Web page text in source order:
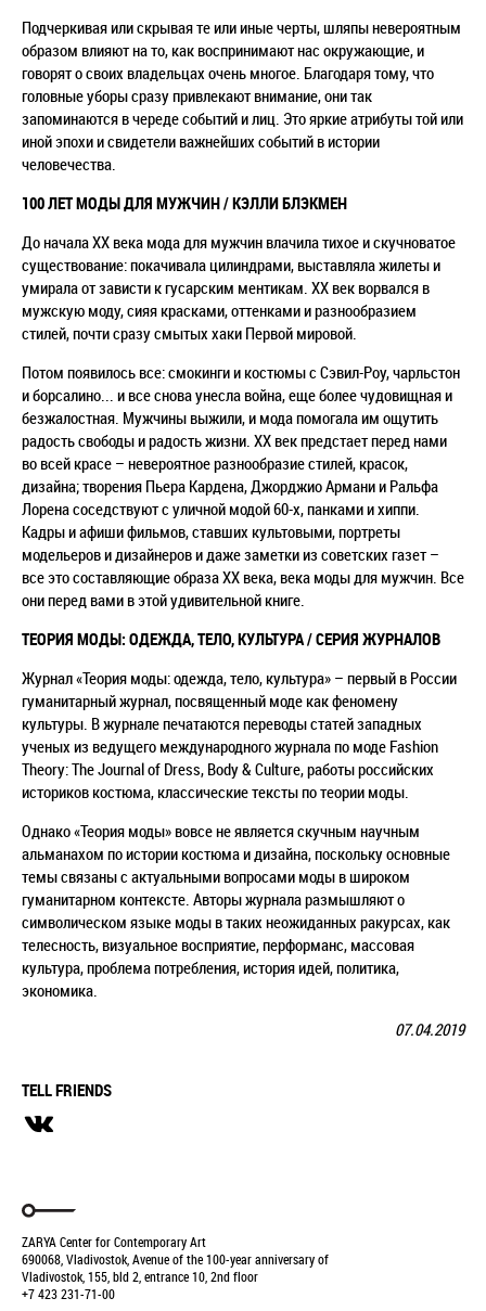
Подчеркивая или скрывая те или иные черты, шляпы невероятным
образом влияют на то, как воспринимают нас окружающие, и
говорят о своих владельцах очень многое. Благодаря тому, что
головные уборы сразу привлекают внимание, они так
запоминаются в череде событий и лиц. Это яркие атрибуты той или
иной эпохи и свидетели важнейших событий в истории
человечества.
100 ЛЕТ МОДЫ ДЛЯ МУЖЧИН / КЭЛЛИ БЛЭКМЕН
До начала ХХ века мода для мужчин влачила тихое и скучноватое
существование: покачивала цилиндрами, выставляла жилеты и
умирала от зависти к гусарским ментикам. ХХ век ворвался в
мужскую моду, сияя красками, оттенками и разнообразием
стилей, почти сразу смытыx хаки Первой мировой.
Потом появилось все: смокинги и костюмы с Сэвил-Роу, чарльстон
и борсалино... и все снова унесла война, еще более чудовищная и
безжалостная. Мужчины выжили, и мода помогала им ощутить
радость свободы и радость жизни. ХХ век предстает перед нами
во всей красе – невероятное разнообразие стилей, красок,
дизайна; творения Пьера Кардена, Джорджио Армани и Ральфа
Лорена соседствуют с уличной модой 60-х, панками и хиппи.
Кадры и афиши фильмов, ставших культовыми, портреты
модельеров и дизайнеров и даже заметки из советских газет –
все это составляющие образа ХХ века, века моды для мужчин. Все
они перед вами в этой удивительной книге.
ТЕОРИЯ МОДЫ: ОДЕЖДА, ТЕЛО, КУЛЬТУРА / СЕРИЯ ЖУРНАЛОВ
Журнал «Теория моды: одежда, тело, культура» – первый в России
гуманитарный журнал, посвященный моде как феномену
культуры. В журнале печатаются переводы статей западных
ученых из ведущего международного журнала по моде Fashion
Theory: The Journal of Dress, Body & Culture, работы российских
историков костюма, классические тексты по теории моды.
Однако «Теория моды» вовсе не является скучным научным
альманахом по истории костюма и дизайна, поскольку основные
темы связаны с актуальными вопросами моды в широком
гуманитарном контексте. Авторы журнала размышляют о
символическом языке моды в таких неожиданных ракурсах, как
телесность, визуальное восприятие, перформанс, массовая
культура, проблема потребления, история идей, политика,
экономика.
07.04.2019
TELL FRIENDS
ZARYA Center for Contemporary Art
690068, Vladivostok, Avenue of the 100-year anniversary of
Vladivostok, 155, bld 2, entrance 10, 2nd floor
+7 423 231-71-00